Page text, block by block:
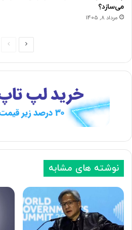
می‌سازد؟
مرداد 8, 1405
ح
ق
ب
ی
ح
ه
ع
ی
نوشته های مشابه